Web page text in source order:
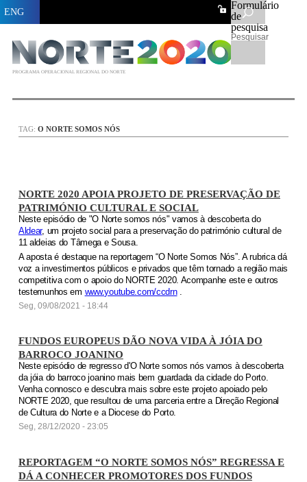
Formulário
de
pesquisa
Pesquisar
PROGRAMA OPERACIONAL REGIONAL DO NORTE
ENG
TAG: O NORTE SOMOS NÓS
NORTE 2020 APOIA PROJETO DE PRESERVAÇÃO DE
PATRIMÓNIO CULTURAL E SOCIAL
Neste episódio de "O Norte somos nós" vamos à descoberta do
Aldear, um projeto social para a preservação do património cultural de
11 aldeias do Tâmega e Sousa.
A aposta é destaque na reportagem “O Norte Somos Nós”. A rubrica dá
voz a investimentos públicos e privados que têm tornado a região mais
competitiva com o apoio do NORTE 2020. Acompanhe este e outros
testemunhos em www.youtube.com/ccdrn.
Seg, 09/08/2021 - 18:44
FUNDOS EUROPEUS DÃO NOVA VIDA À JÓIA DO
BARROCO JOANINO
Neste episódio de regresso d'O Norte somos nós vamos à descoberta
da jóia do barroco joanino mais bem guardada da cidade do Porto.
Venha connosco e descubra mais sobre este projeto apoiado pelo
NORTE 2020, que resultou de uma parceria entre a Direção Regional
de Cultura do Norte e a Diocese do Porto.
Seg, 28/12/2020 - 23:05
REPORTAGEM “O NORTE SOMOS NÓS” REGRESSA E
DÁ A CONHECER PROMOTORES DOS FUNDOS